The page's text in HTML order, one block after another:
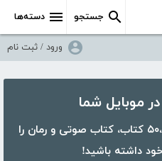
دسته‌ها جستجو
ورود / ثبت نام
با اپلیکیشن کتابراه، بیش از ۵۰،۰۰۰ کتاب، کتاب صوتی و رمان را
داشته باشید!